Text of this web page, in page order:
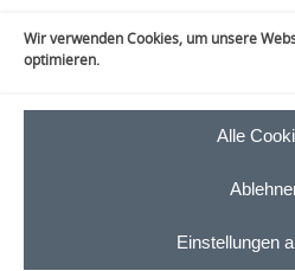
Wir verwenden Cookies, um unsere
optimieren.
Alle
Einstellungen
beschrieben wie das Demo-Projekt
dem Öffnen des Projektes „Die im